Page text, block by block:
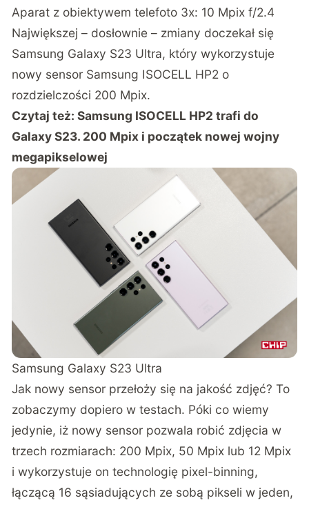
Aparat z obiektywem telefoto 3x: 10 Mpix f/2.4
Największej – dosłownie – zmiany doczekał się
Samsung Galaxy S23 Ultra, który wykorzystuje
nowy sensor Samsung ISOCELL HP2 o
rozdzielczości 200 Mpix.
Czytaj też:Samsung ISOCELL HP2 trafi do
Galaxy S23. 200 Mpix i początek nowej wojny
megapikselowej
Samsung Galaxy S23 Ultra
Jak nowy sensor przełoży się na jakość zdjęć? To
zobaczymy dopiero w testach. Póki co wiemy
jedynie, iż nowy sensor pozwala robić zdjęcia w
trzech rozmiarach: 200 Mpix, 50 Mpix lub 12 Mpix
i wykorzystuje on technologię pixel-binning,
łączącą 16 sąsiadujących ze sobą pikseli w jeden,